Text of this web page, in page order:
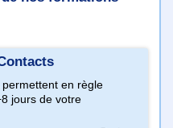
en règle
jours de votre